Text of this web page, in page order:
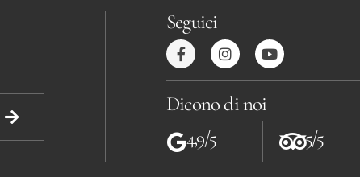
Seguici
Dicono di noi
4,9/5 5/5